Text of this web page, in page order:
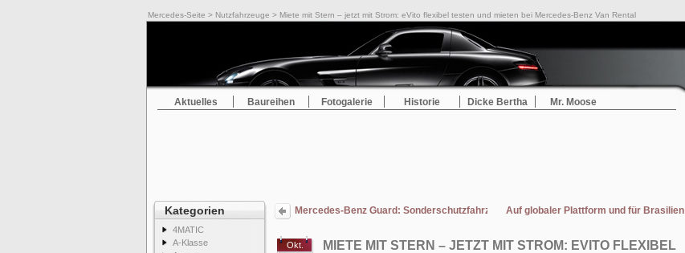
Mercedes-Seite > Nutzfahrzeuge > Miete mit Stern – jetzt mit Strom: eVito flexibel testen und mieten bei Mercedes-Benz Van Rental
Aktuelles Baureihen Fotogalerie Historie Dicke Bertha Mr. Moose
Kategorien
4MATIC
A-Klasse
Mercedes-Benz Guard: Sonderschutzfahrzeuge seit mehr als 90 Jahren ab Werk
Auf globaler Plattform und für Brasilien
Schwer-Lkw Mercedes-Benz Actros
Okt.
MIETE MIT STERN – JETZT MIT STROM: EVITO FLEXIBEL